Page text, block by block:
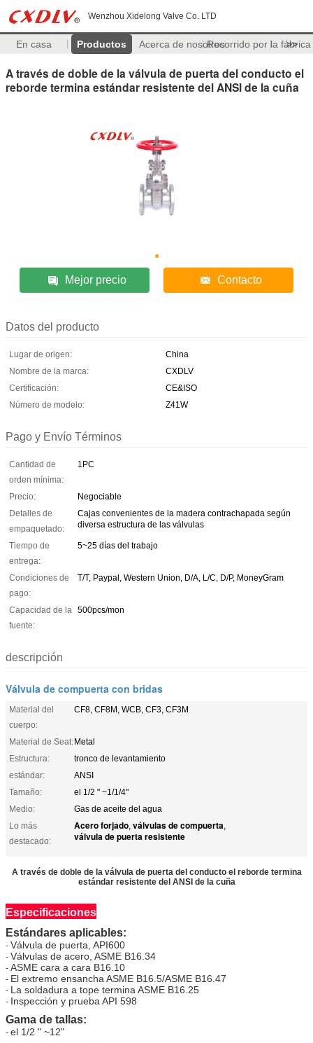
Wenzhou Xidelong Valve Co. LTD
En casa Productos Acerca de nosotrosRecorrido por la fábrica
>>
A través de doble de la válvula de puerta del conducto el
reborde termina estándar resistente del ANSI de la cuña
Mejor precio Contacto
Datos del producto
Lugar de origen:
China
Nombre de la marca:
CXDLV
Certificación:
CE&ISO
Número de modelo:
Z41W
Pago y Envío Términos
Cantidad de
orden mínima:
1PC
Precio:
Negociable
Detalles de
empaquetado:
Cajas convenientes de la madera contrachapada según
diversa estructura de las válvulas
Tiempo de
entrega:
5~25 días del trabajo
Condiciones de
pago:
T/T, Paypal, Western Union, D/A, L/C, D/P, MoneyGram
Capacidad de la
fuente:
500pcs/mon
descripción
Válvula de compuerta con bridas
Material del
cuerpo:
CF8, CF8M, WCB, CF3, CF3M
Material de Seat:Metal
Estructura:
tronco de levantamiento
estándar:
ANSI
Tamaño:
el 1/2 " ~1/1/4"
Medio:
Gas de aceite del agua
Lo más
destacado:
Acero forjado, válvulas de compuerta,
válvula de puerta resistente
A través de doble de la válvula de puerta del conducto el reborde termina
estándar resistente del ANSI de la cuña
Especificaciones
Estándares aplicables:
- Válvula de puerta, API600
- Válvulas de acero, ASME B16.34
- ASME cara a cara B16.10
- El extremo ensancha ASME B16.5/ASME B16.47
- La soldadura a tope termina ASME B16.25
- Inspección y prueba API 598
Gama de tallas:
- el 1/2 " ~12"